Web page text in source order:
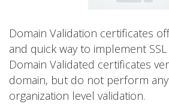
Domain Validation certificates
and quick way to implement
Domain Validated certificates
domain, but do not perform
organization level validation.